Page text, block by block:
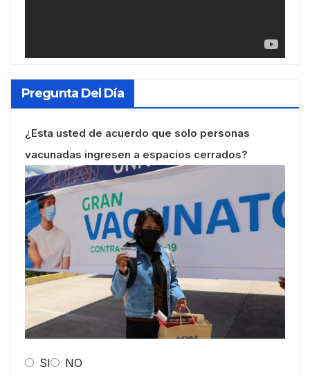
Pregunta Del Día
¿Esta usted de acuerdo que solo personas
vacunadas ingresen a espacios cerrados?
SI NO